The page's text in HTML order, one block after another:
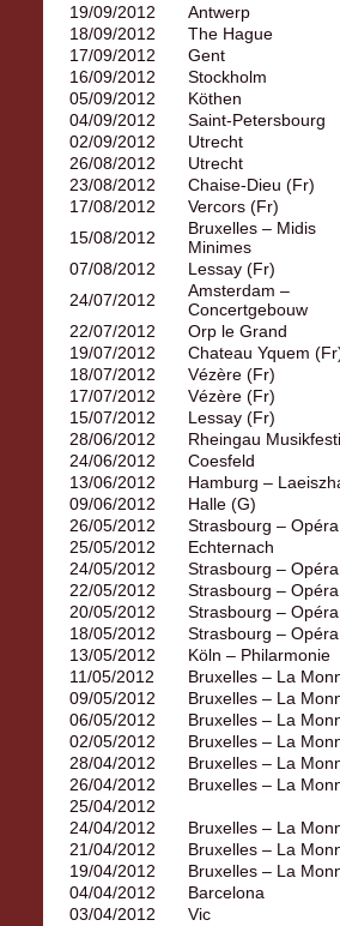
19/09/2012
Antwerp
18/09/2012
The Hague
17/09/2012
Gent
16/09/2012
Stockholm
05/09/2012
Köthen
04/09/2012
Saint-Petersbourg
02/09/2012
Utrecht
26/08/2012
Utrecht
23/08/2012
Chaise-Dieu (Fr)
17/08/2012
Vercors (Fr)
15/08/2012
Bruxelles – Midis
Minimes
07/08/2012
Lessay (Fr)
24/07/2012
Amsterdam –
Concertgebouw
22/07/2012
Orp le Grand
19/07/2012
Chateau Yquem
18/07/2012
Vézère (Fr)
17/07/2012
Vézère (Fr)
15/07/2012
Lessay (Fr)
28/06/2012
Rheingau
24/06/2012
Coesfeld
13/06/2012
Hamburg –
09/06/2012
Halle (G)
26/05/2012
Strasbourg – Opéra
25/05/2012
Echternach
24/05/2012
Strasbourg – Opéra
22/05/2012
Strasbourg – Opéra
20/05/2012
Strasbourg – Opéra
18/05/2012
Strasbourg – Opéra
13/05/2012
Köln – Philarmonie
11/05/2012
Bruxelles – La
09/05/2012
Bruxelles – La
06/05/2012
Bruxelles – La
02/05/2012
Bruxelles – La
28/04/2012
Bruxelles – La
26/04/2012
Bruxelles – La
25/04/2012
24/04/2012
Bruxelles – La
21/04/2012
Bruxelles – La
19/04/2012
Bruxelles – La
04/04/2012
Barcelona
03/04/2012
Vic